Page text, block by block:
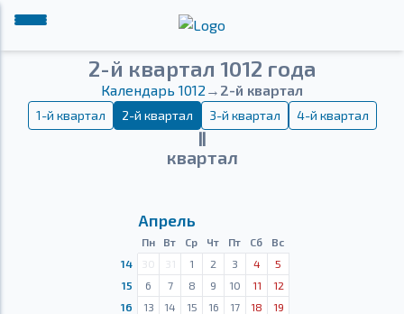
2-й квартал 1012 года
Календарь 1012 → 2-й квартал
1-й квартал 2-й квартал 3-й квартал 4-й квартал
Ⅱ
квартал
Апрель
Пн Вт Ср Чт Пт Сб
Вс
14
30 31 1 2 3 4
5
15
6 7 8 9 10 11
12
16
13 14 15 16 17 18
19